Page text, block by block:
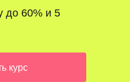
до 60% и 5
курс